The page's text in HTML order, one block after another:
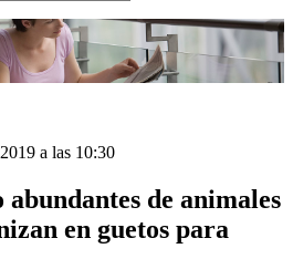
a las 10:30
abundantes de animales
en guetos para